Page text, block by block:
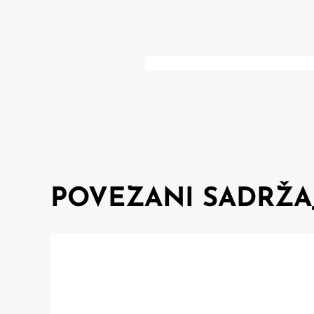
POVEZANI